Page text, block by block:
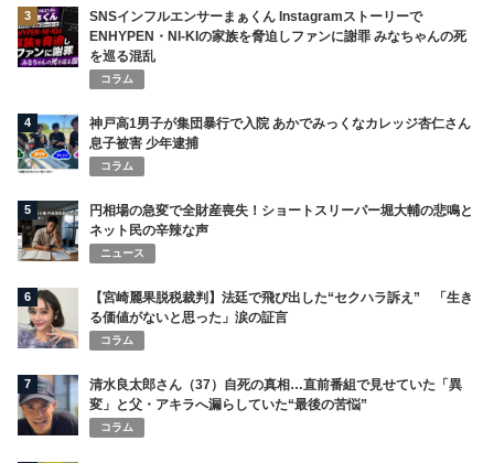
3
SNSインフルエンサーまぁくん Instagramストーリーで
ENHYPEN・NI-KIの家族を脅迫しファンに謝罪 みなちゃんの死
を巡る混乱
コラム
4
神戸高1男子が集団暴行で入院 あかでみっくなカレッジ杏仁さん
息子被害 少年逮捕
コラム
5
円相場の急変で全財産喪失！ショートスリーパー堀大輔の悲鳴と
ネット民の辛辣な声
ニュース
6
【宮崎麗果脱税裁判】法廷で飛び出した“セクハラ訴え” 「生き
る価値がないと思った」涙の証言
コラム
7
清水良太郎さん（37）自死の真相…直前番組で見せていた「異
変」と父・アキラへ漏らしていた“最後の苦悩”
コラム